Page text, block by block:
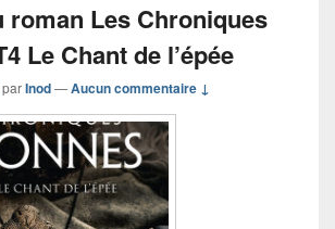
roman Les Chroniques
Le Chant de l’épée
parInod—Aucun commentaire ↓